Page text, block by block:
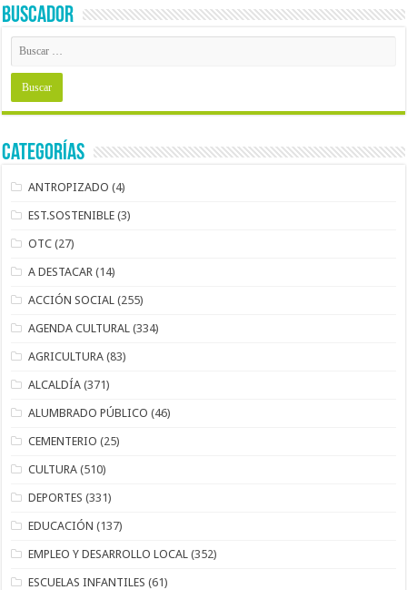
BUSCADOR
Categorías
ANTROPIZADO (4)
EST.SOSTENIBLE (3)
OTC (27)
A DESTACAR (14)
ACCIÓN SOCIAL (255)
AGENDA CULTURAL (334)
AGRICULTURA (83)
ALCALDÍA (371)
ALUMBRADO PÚBLICO (46)
CEMENTERIO (25)
CULTURA (510)
DEPORTES (331)
EDUCACIÓN (137)
EMPLEO Y DESARROLLO LOCAL (352)
ESCUELAS INFANTILES (61)